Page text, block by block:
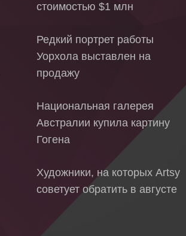
стоимостью $1 млн
Редкий портрет работы
Уорхола выставлен на
продажу
Национальная галерея
Австралии купила картину
Гогена
Художники, на которых Artsy
советует обратить в августе